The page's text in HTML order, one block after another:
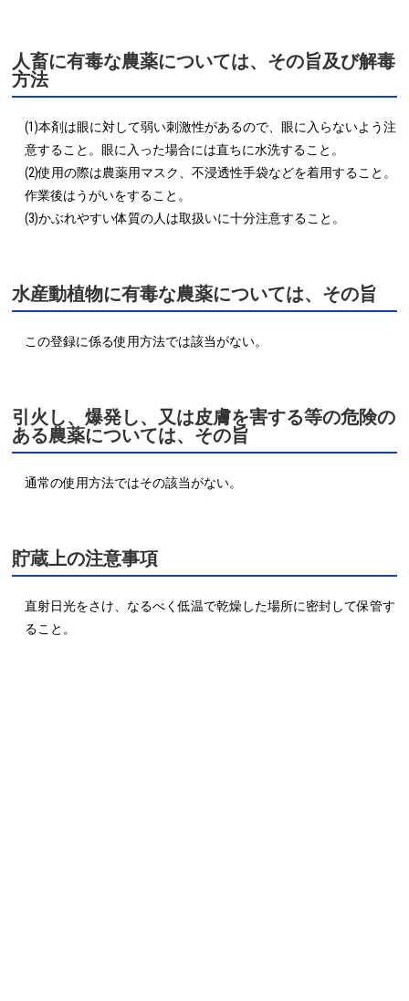
人畜に有毒な農薬については、その旨及び解毒
方法
(1)本剤は眼に対して弱い刺激性があるので、眼に入らないよう注
意すること。眼に入った場合には直ちに水洗すること。
(2)使用の際は農薬用マスク、不浸透性手袋などを着用すること。
作業後はうがいをすること。
(3)かぶれやすい体質の人は取扱いに十分注意すること。
水産動植物に有毒な農薬については、その旨
引火し、爆発し、又は皮膚を害する等の危険の
ある農薬については、その旨
貯蔵上の注意事項
直射日光をさけ、なるべく低温で乾燥した場所に密封して保管す